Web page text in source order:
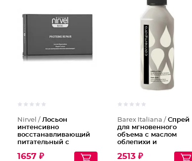
Nirvel / Лосьон
интенсивно
восстанавливающий
питательный с
для сухих и
1657 ₽
Barex Italiana / Спрей
для мгновенного
объема с маслом
облепихи и
2513 ₽